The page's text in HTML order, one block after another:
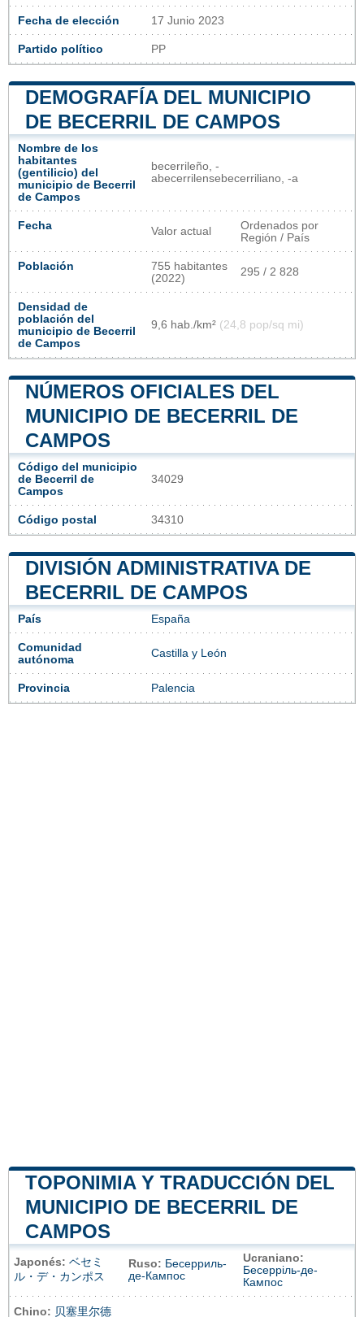
Fecha de elección 17 Junio 2023
Partido político PP
DEMOGRAFÍA DEL MUNICIPIO
DE BECERRIL DE CAMPOS
Nombre de los
habitantes
(gentilicio) del
municipio de Becerril
de Campos
becerrileño, -
abecerrilensebecerriliano, -a
Fecha Valor actual
Ordenados por
Región / País
Población
755 habitantes
(2022)
295 / 2 828
Densidad de
población del
municipio de Becerril
de Campos
9,6 hab./km² (24,8 pop/sq mi)
NÚMEROS OFICIALES DEL
MUNICIPIO DE BECERRIL DE
CAMPOS
Código del municipio
de Becerril de
Campos
34029
Código postal 34310
DIVISIÓN ADMINISTRATIVA DE
BECERRIL DE CAMPOS
País España
Comunidad
autónoma
Castilla y León
Provincia Palencia
TOPONIMIA Y TRADUCCIÓN DEL
MUNICIPIO DE BECERRIL DE
CAMPOS
Japonés: ベセミ
ル・デ・カンポス
Ruso: Бесерриль-
де-Кампос
Ucraniano:
Бесерріль-де-
Кампос
Chino: 贝塞里尔德